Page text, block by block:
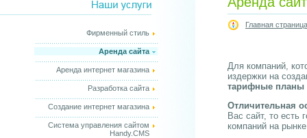
Фирменный стиль
Аренда сайта
Аренда интернет магазина
Разработка сайта
Создание интернет магазина
Система управления сайтом
Handy.CMS
Главная страница
Для компаний,
издержки на
тарифные планы
Отличительная
Вас сайт, то есть
компаний на